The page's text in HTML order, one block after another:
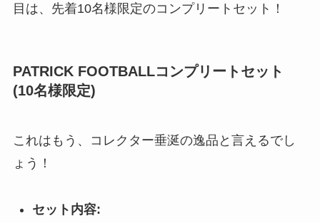
目は、先着10名様限定のコンプリートセット！
PATRICK FOOTBALLコンプリートセット
(10名様限定)
これはもう、コレクター垂涎の逸品と言えるでし
ょう！
セット内容: